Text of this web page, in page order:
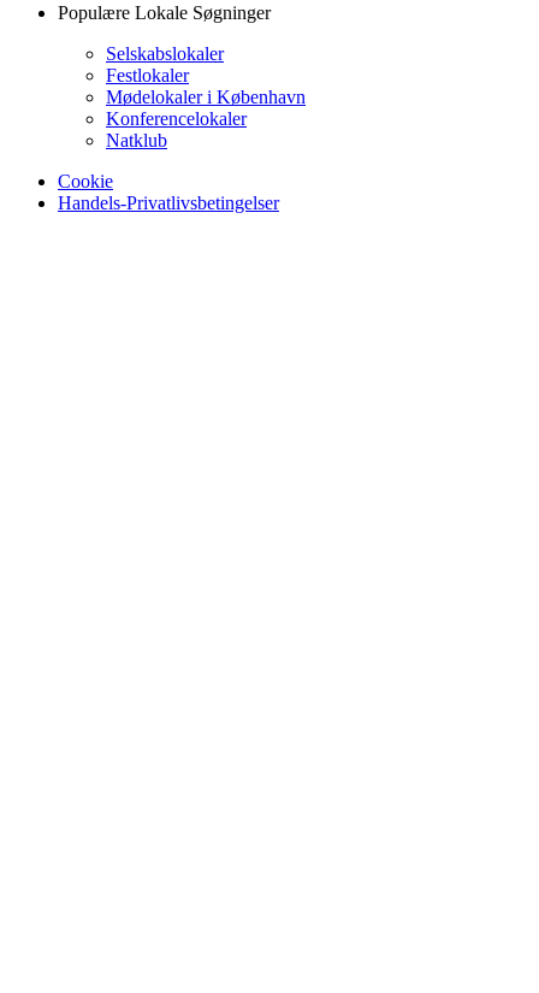
Populære Lokale Søgninger
Selskabslokaler
Festlokaler
Mødelokaler i København
Konferencelokaler
Natklub
Cookie
Handels-Privatlivsbetingelser